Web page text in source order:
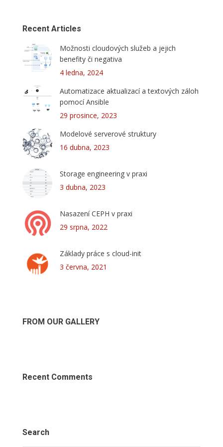
Recent Articles
Možnosti cloudových služeb a jejich
benefity či negativa
4 ledna, 2024
Automatizace aktualizací a textových záloh
pomocí Ansible
29 prosince, 2023
Modelové serverové struktury
16 dubna, 2023
Storage engineering v praxi
3 dubna, 2023
Nasazení CEPH v praxi
29 srpna, 2022
Základy práce s cloud-init
3 června, 2021
FROM OUR GALLERY
Recent Comments
Search